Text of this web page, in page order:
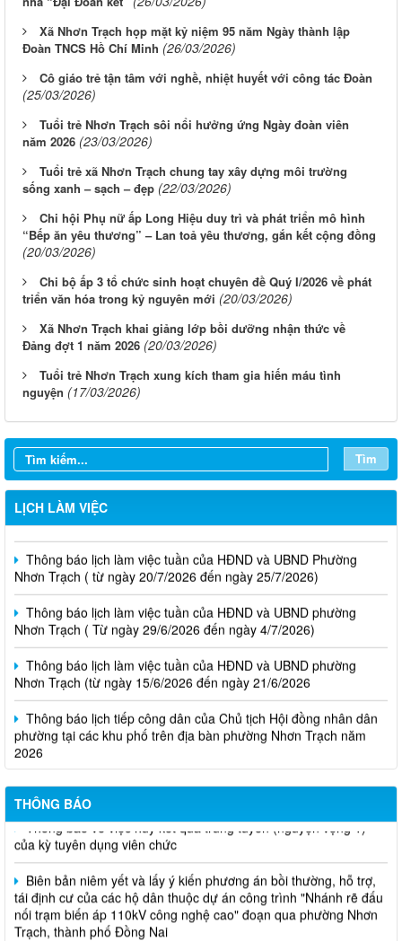
Xã Nhơn Trạch họp mặt kỷ niệm 95 năm Ngày thành lập
Đoàn TNCS Hồ Chí Minh (26/03/2026)
Cô giáo trẻ tận tâm với nghề, nhiệt huyết với công tác Đoàn
(25/03/2026)
Tuổi trẻ Nhơn Trạch sôi nổi hưởng ứng Ngày đoàn viên
năm 2026 (23/03/2026)
Tuổi trẻ xã Nhơn Trạch chung tay xây dựng môi trường
sống xanh – sạch – đẹp (22/03/2026)
Chi hội Phụ nữ ấp Long Hiệu duy trì và phát triển mô hình
“Bếp ăn yêu thương” – Lan toả yêu thương, gắn kết cộng đồng
(20/03/2026)
Chi bộ ấp 3 tổ chức sinh hoạt chuyên đề Quý I/2026 về phát
triển văn hóa trong kỷ nguyên mới (20/03/2026)
Xã Nhơn Trạch khai giảng lớp bồi dưỡng nhận thức về
Đảng đợt 1 năm 2026 (20/03/2026)
Tuổi trẻ Nhơn Trạch xung kích tham gia hiến máu tình
nguyện (17/03/2026)
Tìm
LỊCH LÀM VIỆC
Thông báo lịch làm việc tuần của HĐND và UBND phường
Nhơn Trạch( từ ngày 03/08/2026 đến ngày 08/08/2026)
Thông báo lịch làm việc tuần của HĐND và UBND Phường
Nhơn Trạch ( từ ngày 20/7/2026 đến ngày 25/7/2026)
Thông báo lịch làm việc tuần của HĐND và UBND phường
Nhơn Trạch ( Từ ngày 29/6/2026 đến ngày 4/7/2026)
Thông báo lịch làm việc tuần của HĐND và UBND phường
Nhơn Trạch (từ ngày 15/6/2026 đến ngày 21/6/2026
Thông báo lịch tiếp công dân của Chủ tịch Hội đồng nhân dân
phường tại các khu phố trên địa bàn phường Nhơn Trạch năm
2026
THÔNG BÁO
Niêm yết phương án bồi thường, hỗ trợ, tái định cư
Thông báo về việc hủy kết quả trúng tuyển (nguyện vọng 1)
của kỳ tuyên dụng viên chức
Biên bản niêm yết và lấy ý kiến phương án bồi thường, hỗ trợ,
tái định cư của các hộ dân thuộc dự án công trình "Nhánh rẽ đấu
nối trạm biến áp 110kV công nghệ cao" đoạn qua phường Nhơn
Trạch, thành phố Đồng Nai